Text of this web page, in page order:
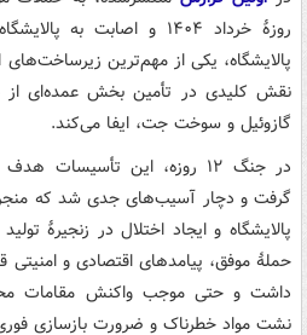
روزهٔ خرداد ۱۴۰۴ و اصابت
پالایشگاه، یکی از مهم‌ترین
نقش کلیدی در تأمین بخش عمده‌ای از
گازوئیل و سوخت جت، ایفا می‌کند.
در جنگ ۱۲ روزه، این
گرفت و دچار آسیب‌های جدی شد که
پالایشگاه و ایجاد اختلال در زنجیرهٔ
حملهٔ موفق، پیامدهای اقتصادی و امنیتی
داشت و حتی موجب واکنش مقامات
نشت مواد خطرناک و ضرورت بازسازی